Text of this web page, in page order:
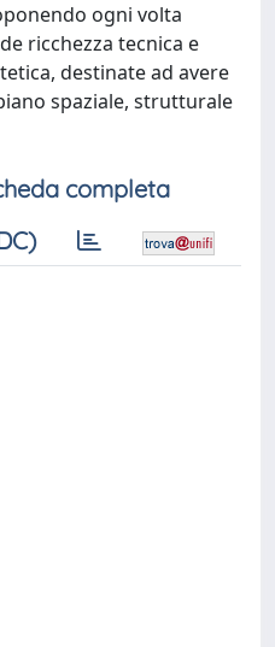
ogni volta
ricchezza tecnica e
destinate ad avere
spaziale, strutturale
completa